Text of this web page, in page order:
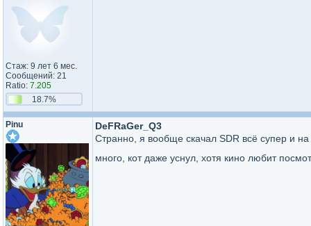
Стаж: 9 лет 6 мес.
Сообщений: 21
Ratio: 7.205
18.7%
Pinu
DeFRaGer_Q3
Странно, я вообще скачал SDR всё супер и
много, кот даже уснул, хотя кино любит